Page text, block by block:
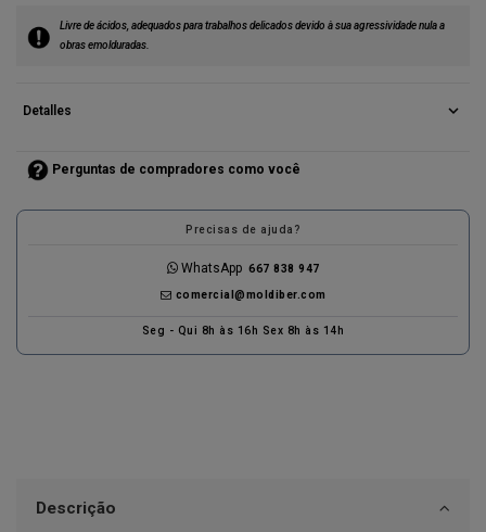
(1 reseñas)
Livre de ácidos, adequados para trabalhos delicados devido à sua agressividade nula a
obras emolduradas.
Detalles expand_more
Perguntas de compradores como você
Precisas de ajuda?
WhatsApp 667 838 947
comercial@moldiber.com
Seg - Qui 8h às 16h Sex 8h às 14h
Descrição